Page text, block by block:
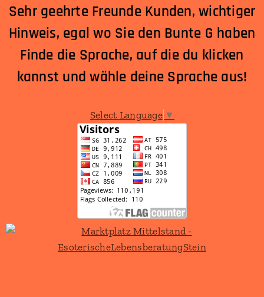
Sehr geehrte Freunde Kunden, wichtiger
Hinweis, egal wo Sie den Bunte G haben
Finde die Sprache, auf die du klicken
kannst und wähle deine Sprache aus!
Select Language ▼